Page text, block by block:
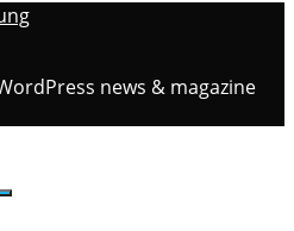
news & magazine